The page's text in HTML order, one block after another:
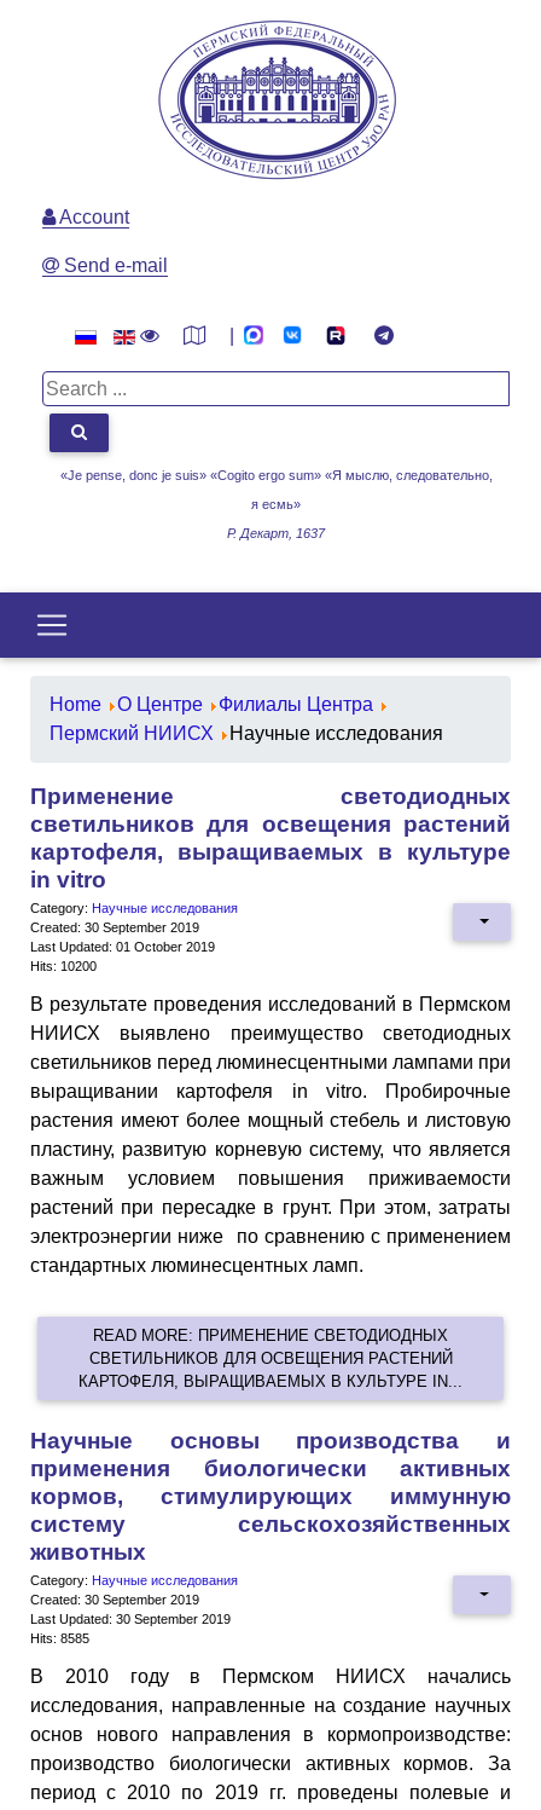
«Je pense, donc je suis» «Cogito ergo sum» «Я мыслю, следовательно,
я есмь»
Р. Декарт, 1637
Account
Send e-mail
Home О Центре
Филиалы Центра
Пермский НИИСХ
Научные исследования
Применение светодиодных
светильников для освещения растений
картофеля, выращиваемых в культуре
in vitro
Category: Научные исследования
Created: 30 September 2019
Last Updated: 01 October 2019
Hits: 10200
В результате проведения исследований в Пермском
НИИСХ выявлено преимущество светодиодных
светильников перед люминесцентными лампами при
выращивании картофеля in vitro. Пробирочные
растения имеют более мощный стебель и листовую
пластину, развитую корневую систему, что является
важным условием повышения приживаемости
растений при пересадке в грунт. При этом, затраты
электроэнергии ниже по сравнению с применением
стандартных люминесцентных ламп.
READ MORE: ПРИМЕНЕНИЕ СВЕТОДИОДНЫХ
СВЕТИЛЬНИКОВ ДЛЯ ОСВЕЩЕНИЯ РАСТЕНИЙ
КАРТОФЕЛЯ, ВЫРАЩИВАЕМЫХ В КУЛЬТУРЕ IN...
Научные основы производства и
применения биологически активных
кормов, стимулирующих иммунную
систему сельскохозяйственных
животных
Category: Научные исследования
Created: 30 September 2019
Last Updated: 30 September 2019
Hits: 8585
В 2010 году в Пермском НИИСХ начались
исследования, направленные на создание научных
основ нового направления в кормопроизводстве:
производство биологически активных кормов. За
период с 2010 по 2019 гг. проведены полевые и